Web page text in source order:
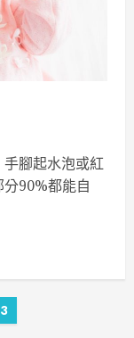
腳起水泡或紅
90%都能自
3